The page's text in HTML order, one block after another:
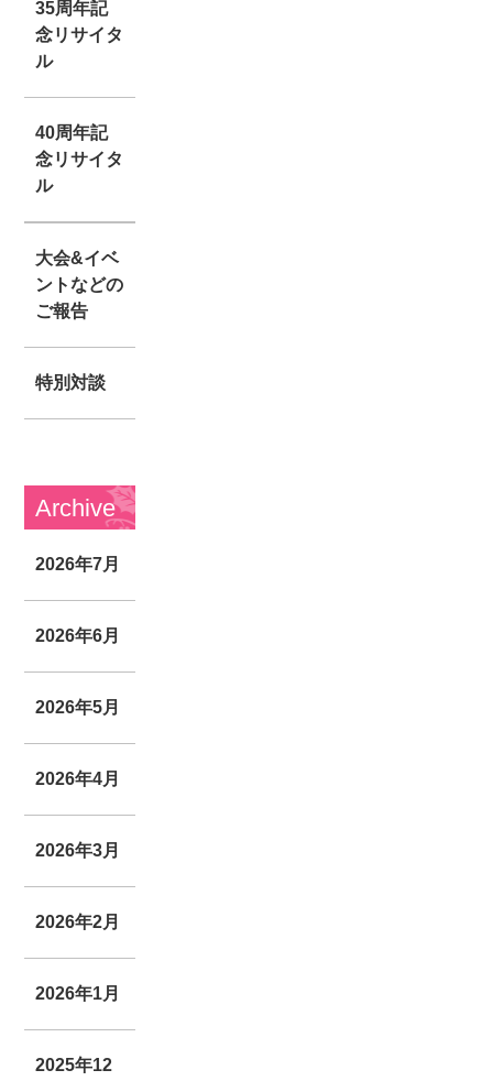
35周年記
念リサイタ
ル
40周年記
念リサイタ
ル
大会&イベ
ントなどの
ご報告
特別対談
Archive
2026年7月
2026年6月
2026年5月
2026年4月
2026年3月
2026年2月
2026年1月
2025年12